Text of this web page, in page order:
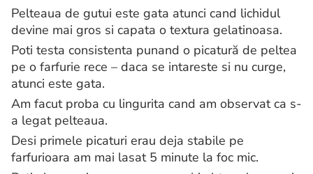
Pelteaua de gutui este gata atunci cand lichidul
devine mai gros si capata o textura gelatinoasa.
Poti testa consistenta punand o picatură de peltea
pe o farfurie rece – daca se intareste si nu curge,
atunci este gata.
Am facut proba cu lingurita cand am observat ca s-
a legat pelteaua.
Desi primele picaturi erau deja stabile pe
farfurioara am mai lasat 5 minute la foc mic.